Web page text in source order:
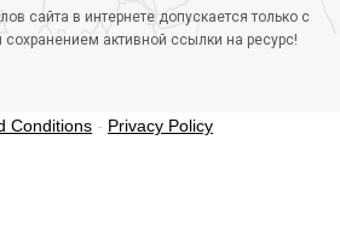
сайта в интернете допускается только с
сохранением активной ссылки на ресурс!
Conditions - Privacy Policy